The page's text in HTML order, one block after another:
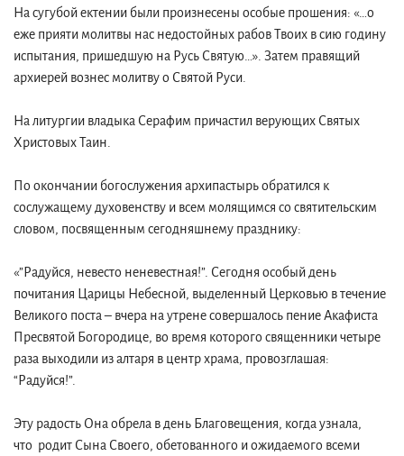
На сугубой ектении были произнесены особые прошения: «…о
еже прияти молитвы нас недостойных рабов Твоих в сию годину
испытания, пришедшую на Русь Святую…». Затем правящий
архиерей вознес молитву о Святой Руси.
На литургии владыка Серафим причастил верующих Святых
Христовых Таин.
По окончании богослужения архипастырь обратился к
сослужащему духовенству и всем молящимся со святительским
словом, посвященным сегодняшнему празднику:
«”Радуйся, невесто неневестная!”. Сегодня особый день
почитания Царицы Небесной, выделенный Церковью в течение
Великого поста – вчера на утрене совершалось пение Акафиста
Пресвятой Богородице, во время которого священники четыре
раза выходили из алтаря в центр храма, провозглашая:
“Радуйся!”.
Эту радость Она обрела в день Благовещения, когда узнала,
что родит Сына Своего, обетованного и ожидаемого всеми